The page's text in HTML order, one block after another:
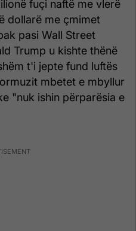
fuçi naftë me vlerë
dollarë me çmimet
pasi Wall Street
Trump u kishte thënë
t'i jepte fund luftës
mbetet e mbyllur
"nuk ishin përparësia e